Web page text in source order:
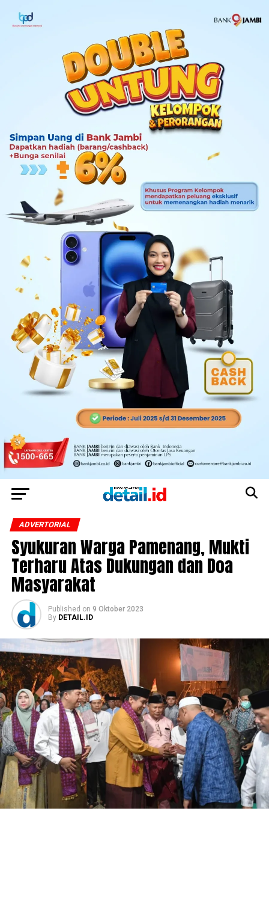
ADVERTORIAL
Syukuran Warga Pamenang, Mukti
Terharu Atas Dukungan dan Doa
Masyarakat
Published on 9 Oktober 2023
By DETAIL.ID